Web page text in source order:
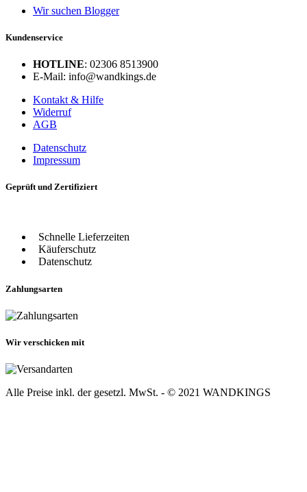
Wir suchen Blogger
Kundenservice
HOTLINE: 02306 8513900
E-Mail: info@wandkings.de
Kontakt & Hilfe
Widerruf
AGB
Datenschutz
Impressum
Geprüft und Zertifiziert
Schnelle Lieferzeiten
Käuferschutz
Datenschutz
Zahlungsarten
Wir verschicken mit
Alle Preise inkl. der gesetzl. MwSt. - © 2021 WANDKINGS